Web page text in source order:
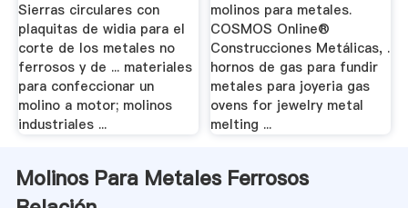
Sierras circulares con
plaquitas de widia para el
corte de los metales no
ferrosos y de ... materiales
para confeccionar un
molino a motor; molinos
industriales ...
molinos para metales.
COSMOS Online®
Construcciones Metálicas, .
hornos de gas para fundir
metales para joyeria gas
ovens for jewelry metal
melting ...
Molinos Para Metales Ferrosos